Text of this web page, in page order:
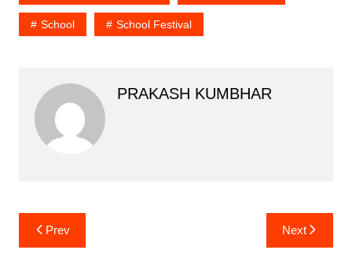
School School Festival
PRAKASH KUMBHAR
Post
navigation
Prev Next